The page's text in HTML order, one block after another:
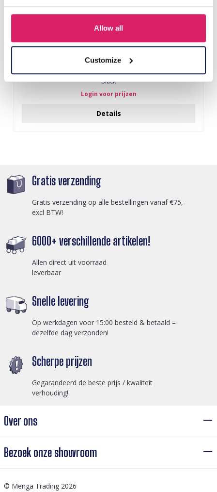
Allow all
Customize
A-F10.1 E007-001 Earrings Faceted Glass Beads 4.5x3.5cm
Black
Login voor prijzen
Details
Gratis verzending
Gratis verzending op alle bestellingen vanaf €75,-
excl BTW!
6000+ verschillende artikelen!
Allen direct uit voorraad
leverbaar
Snelle levering
Op werkdagen voor 15:00 besteld & betaald =
dezelfde dag verzonden!
Scherpe prijzen
Gegarandeerd de beste prijs / kwaliteit
verhouding!
Over ons
Bezoek onze showroom
© Menga Trading 2026